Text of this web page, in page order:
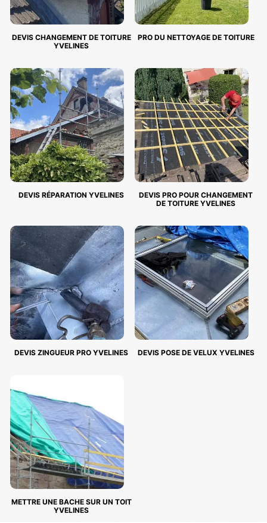
DEVIS CHANGEMENT DE TOITURE
YVELINES
PRO DU NETTOYAGE DE TOITURE
DEVIS RÉPARATION YVELINES
DEVIS PRO POUR CHANGEMENT
DE TOITURE YVELINES
DEVIS ZINGUEUR PRO YVELINES DEVIS POSE DE VELUX YVELINES
METTRE UNE BACHE SUR UN TOIT
YVELINES